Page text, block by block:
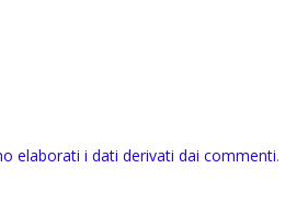
elaborati i dati derivati dai commenti.